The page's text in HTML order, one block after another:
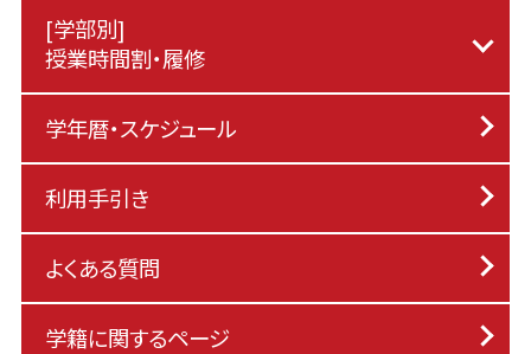
[学部別]
授業時間割・履修
学年暦・スケジュール
利用手引き
よくある質問
学籍に関するページ